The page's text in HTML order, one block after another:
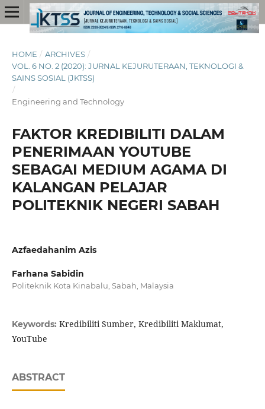
HOME / ARCHIVES /
VOL. 6 NO. 2 (2020): JURNAL KEJURUTERAAN, TEKNOLOGI &
SAINS SOSIAL (JKTSS)
/
Engineering and Technology
FAKTOR KREDIBILITI DALAM
PENERIMAAN YOUTUBE
SEBAGAI MEDIUM AGAMA DI
KALANGAN PELAJAR
POLITEKNIK NEGERI SABAH
Azfaedahanim Azis
Farhana Sabidin
Politeknik Kota Kinabalu, Sabah, Malaysia
Keywords: Kredibiliti Sumber, Kredibiliti Maklumat,
YouTube
ABSTRACT